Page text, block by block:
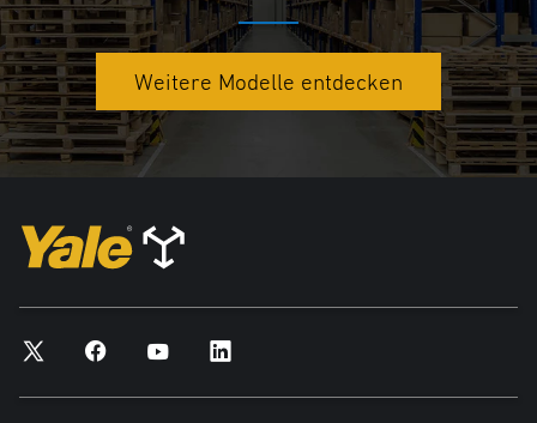
Weitere Modelle entdecken